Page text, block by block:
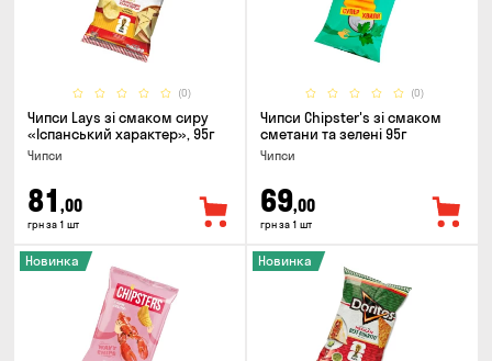
(0)
Чипси Lays зі смаком сиру
«Іспанський характер», 95г
Чипси
81 ,00
грн за 1 шт
(0)
Чипси Chipster's зі смаком
сметани та зелені 95г
Чипси
69,00
грн за 1 шт
Новинка Новинка